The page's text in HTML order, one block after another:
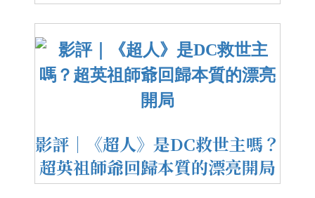
影評｜《超人》是DC救世主嗎？
超英祖師爺回歸本質的漂亮開局